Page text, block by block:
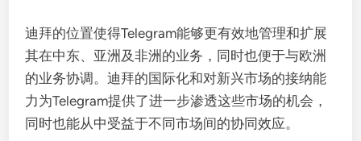
迪拜的位置使得Telegram能够更有效地管理和扩展
其在中东、亚洲及非洲的业务，同时也便于与欧洲
的业务协调。迪拜的国际化和对新兴市场的接纳能
力为Telegram提供了进一步渗透这些市场的机会，
同时也能从中受益于不同市场间的协同效应。